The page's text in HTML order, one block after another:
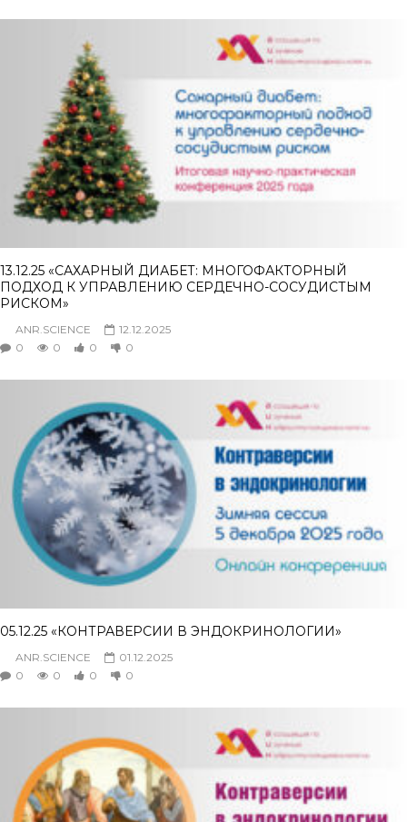
13.12.25 «САХАРНЫЙ ДИАБЕТ: МНОГОФАКТОРНЫЙ
ПОДХОД К УПРАВЛЕНИЮ СЕРДЕЧНО-СОСУДИСТЫМ
РИСКОМ»
ANR.SCIENCE
12.12.2025
0
0 0 0
05.12.25 «КОНТРАВЕРСИИ В ЭНДОКРИНОЛОГИИ»
ANR.SCIENCE
01.12.2025
0
0 0 0